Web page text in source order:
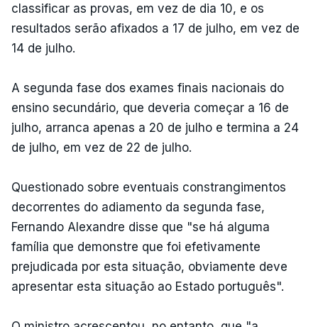
classificar as provas, em vez de dia 10, e os
resultados serão afixados a 17 de julho, em vez de
14 de julho.
A segunda fase dos exames finais nacionais do
ensino secundário, que deveria começar a 16 de
julho, arranca apenas a 20 de julho e termina a 24
de julho, em vez de 22 de julho.
Questionado sobre eventuais constrangimentos
decorrentes do adiamento da segunda fase,
Fernando Alexandre disse que "se há alguma
família que demonstre que foi efetivamente
prejudicada por esta situação, obviamente deve
apresentar esta situação ao Estado português".